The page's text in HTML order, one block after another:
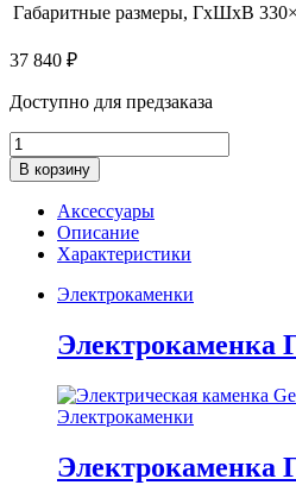
Габаритные размеры, ГхШхВ
37 840 ₽
Доступно для предзаказа
Электрокаменка
ГЕОС-
КВ
ПРО
quantity
В корзину
Аксессуары
Описание
Характеристики
Электрокаменки
Электрокаменки